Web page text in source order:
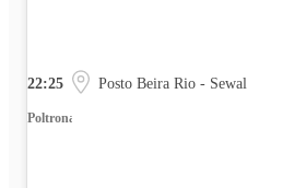
22:25 Posto Beira Rio - Sewal
Poltrona